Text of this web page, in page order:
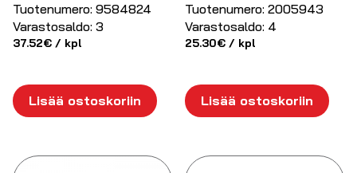
Tuotenumero: 9584824
Varastosaldo: 3
37.52€ / kpl
Lisää ostoskoriin
Tuotenumero: 2005943
Varastosaldo: 4
25.30€ / kpl
Lisää ostoskoriin